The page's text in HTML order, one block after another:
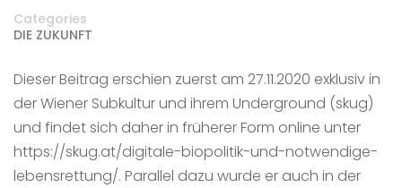
Categories
DIE ZUKUNFT
Dieser Beitrag erschien zuerst am 27.11.2020 exklusiv in
der Wiener Subkultur und ihrem Underground (skug)
und findet sich daher in früherer Form online unter
https://skug.at/digitale-biopolitik-und-notwendige-
lebensrettung/. Parallel dazu wurde er auch in der